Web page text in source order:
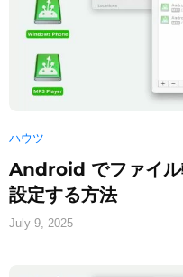
ハウツ
Android でファイル
設定する方法
July 9, 2025